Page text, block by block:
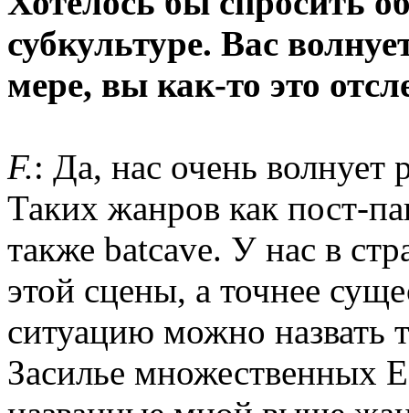
субкультуре. Вас
мере, вы как-то это
F.: Да, нас очень волнует
Таких жанров как пост-
также batcave. У нас в
этой сцены, а точнее
ситуацию можно назвать
Засилье множественных